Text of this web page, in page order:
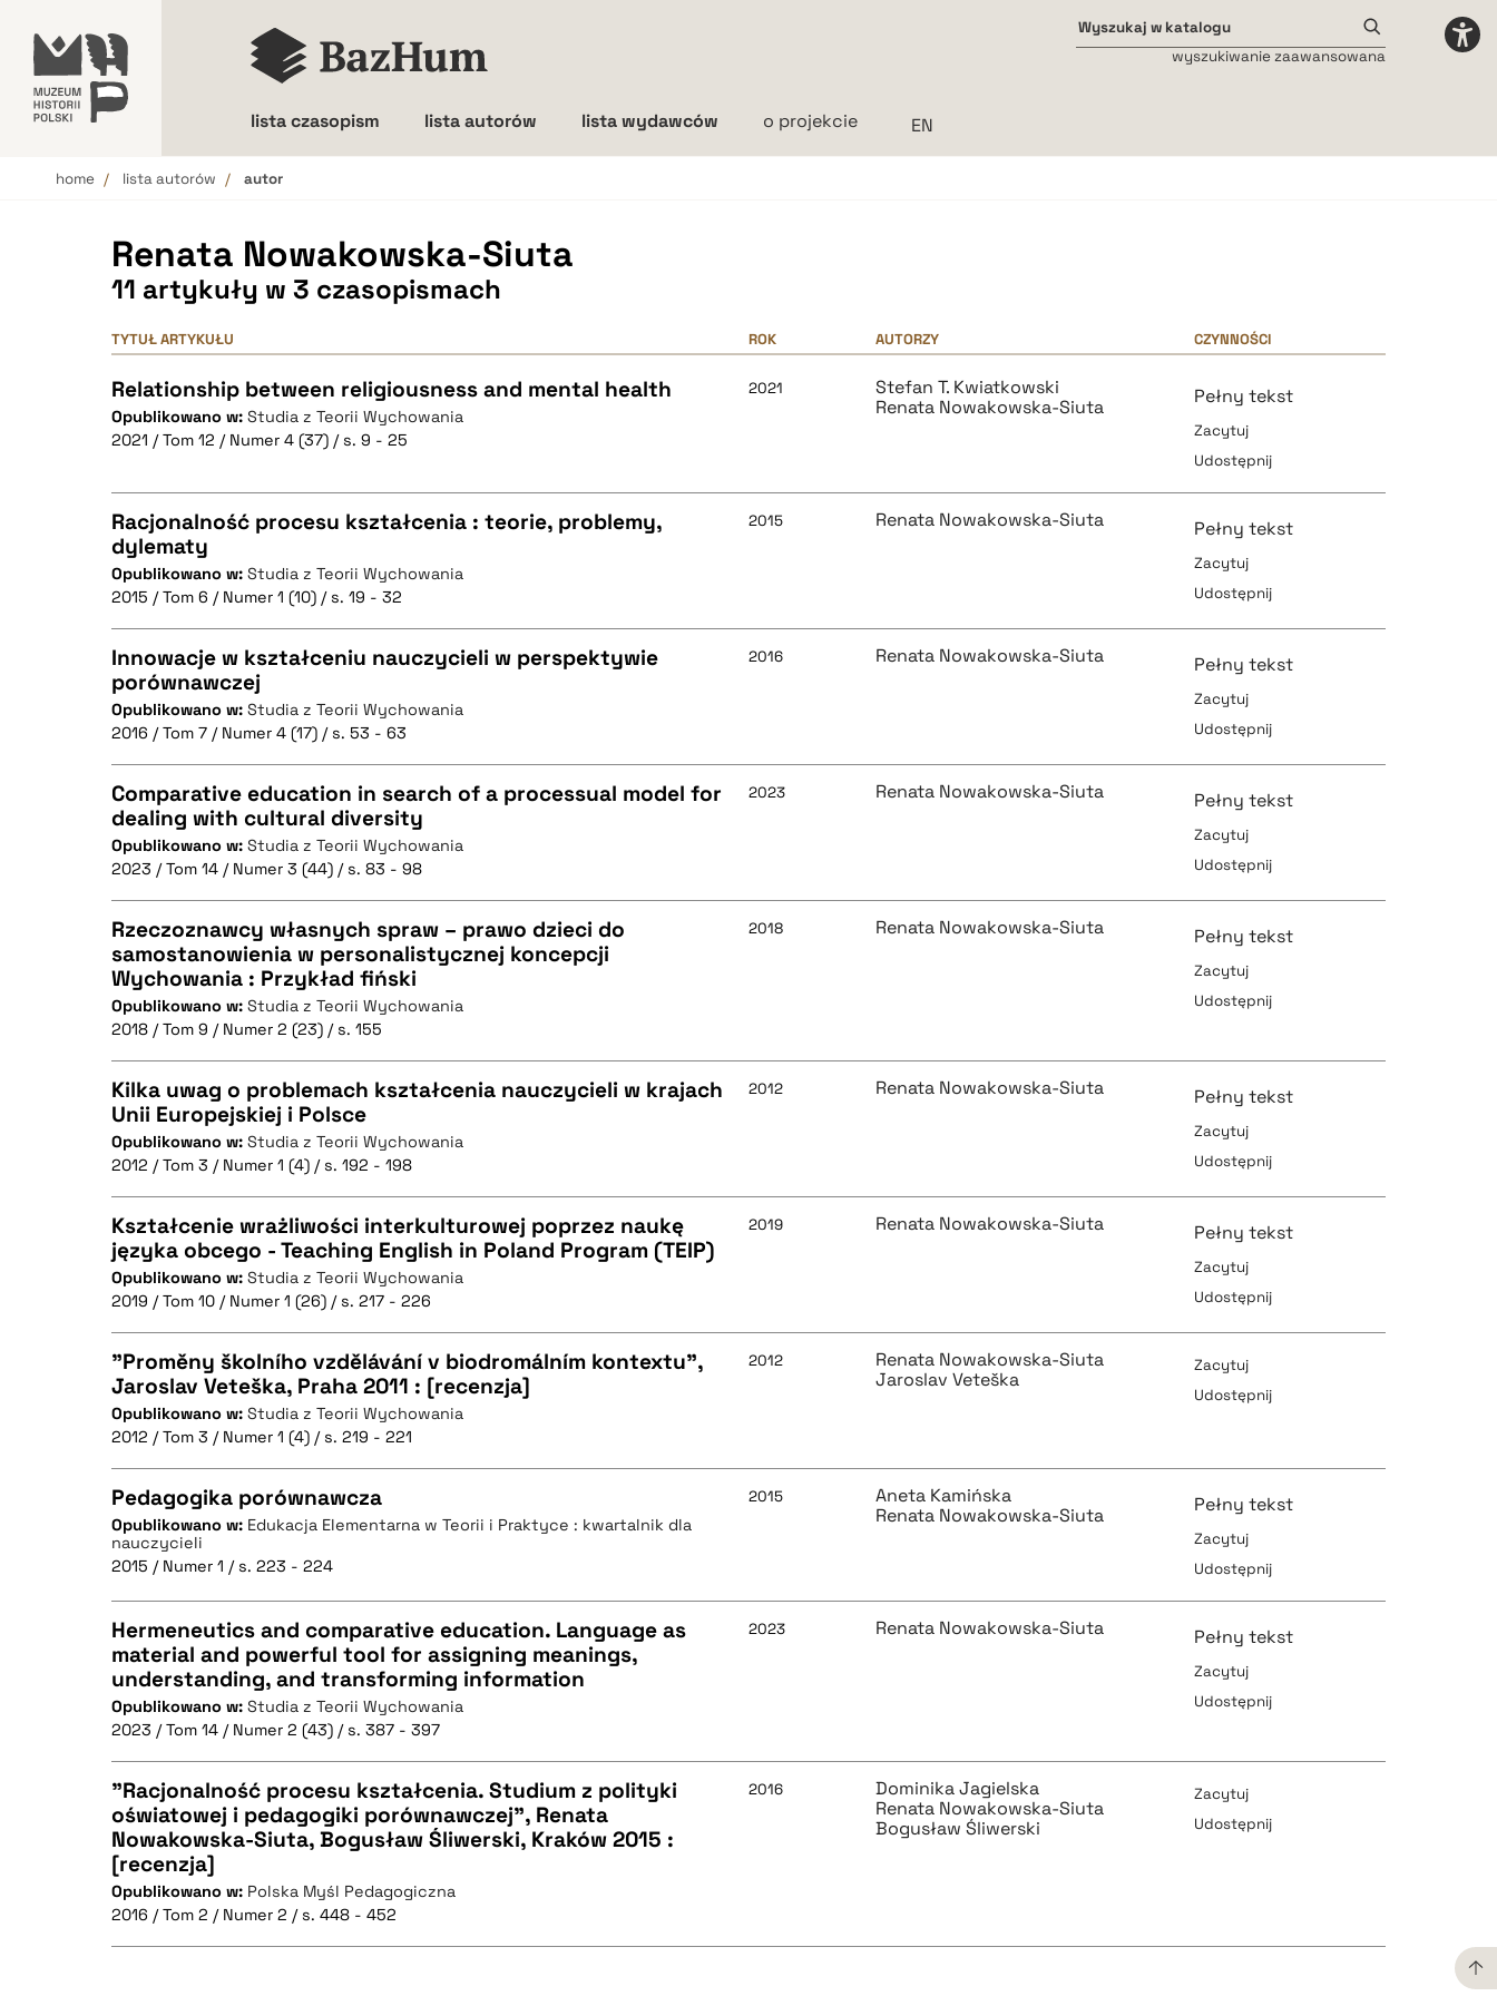
lista czasopism lista autorów lista wydawców o projekcie
wyszukiwanie zaawansowana
home lista autorów autor
Renata Nowakowska-Siuta
11 artykuły w 3 czasopismach
TYTUŁ ARTYKUŁU ROK AUTORZY CZYNNOŚCI
Relationship between religiousness and mental health
Opublikowano w: Studia z Teorii Wychowania
2021 / Tom 12 / Numer 4 (37) / s. 9 - 25
2021
Stefan T. Kwiatkowski
Renata Nowakowska-Siuta
Pełny tekst
Zacytuj
Udostępnij
CZYSTY TEKST
pobierz cytat
BIBTEX
Racjonalność procesu kształcenia : teorie, problemy,
dylematy
Opublikowano w: Studia z Teorii Wychowania
2015 / Tom 6 / Numer 1 (10) / s. 19 - 32
2015 Renata Nowakowska-Siuta Pełny tekst
Zacytuj
Udostępnij
CZYSTY TEKST
pobierz cytat
BIBTEX
Innowacje w kształceniu nauczycieli w perspektywie
porównawczej
Opublikowano w: Studia z Teorii Wychowania
2016 / Tom 7 / Numer 4 (17) / s. 53 - 63
2016 Renata Nowakowska-Siuta Pełny tekst
Zacytuj
Udostępnij
CZYSTY TEKST
pobierz cytat
BIBTEX
Comparative education in search of a processual model for
dealing with cultural diversity
Opublikowano w: Studia z Teorii Wychowania
2023 / Tom 14 / Numer 3 (44) / s. 83 - 98
2023 Renata Nowakowska-Siuta Pełny tekst
Zacytuj
Udostępnij
CZYSTY TEKST
BIBTEX
pobierz cytat
Rzeczoznawcy własnych spraw – prawo dzieci do
samostanowienia w personalistycznej koncepcji
Wychowania : Przykład fiński
Opublikowano w: Studia z Teorii Wychowania
2018 / Tom 9 / Numer 2 (23) / s. 155
2018 Renata Nowakowska-Siuta Pełny tekst
Zacytuj
Udostępnij
CZYSTY TEKST
pobierz cytat
BIBTEX
Kilka uwag o problemach kształcenia nauczycieli w krajach
Unii Europejskiej i Polsce
Opublikowano w: Studia z Teorii Wychowania
2012 / Tom 3 / Numer 1 (4) / s. 192 - 198
2012 Renata Nowakowska-Siuta Pełny tekst
Zacytuj
Udostępnij
CZYSTY TEKST
pobierz cytat
BIBTEX
Kształcenie wrażliwości interkulturowej poprzez naukę
języka obcego - Teaching English in Poland Program (TEIP)
Opublikowano w: Studia z Teorii Wychowania
2019 / Tom 10 / Numer 1 (26) / s. 217 - 226
2019 Renata Nowakowska-Siuta Pełny tekst
Zacytuj
Udostępnij
CZYSTY TEKST
pobierz cytat
BIBTEX
"Proměny školního vzdělávání v biodromálním kontextu",
Jaroslav Veteška, Praha 2011 : [recenzja]
Opublikowano w: Studia z Teorii Wychowania
2012 / Tom 3 / Numer 1 (4) / s. 219 - 221
2012
Renata Nowakowska-Siuta
Jaroslav Veteška
Zacytuj
Udostępnij
CZYSTY TEKST
pobierz cytat
BIBTEX
Pedagogika porównawcza
Opublikowano w: Edukacja Elementarna w Teorii i Praktyce : kwartalnik dla
nauczycieli
2015 / Numer 1 / s. 223 - 224
2015
Aneta Kamińska
Renata Nowakowska-Siuta
Pełny tekst
Zacytuj
Udostępnij
CZYSTY TEKST
BIBTEX
Hermeneutics and comparative education. Language as
material and powerful tool for assigning meanings,
understanding, and transforming information
Opublikowano w: Studia z Teorii Wychowania
2023 / Tom 14 / Numer 2 (43) / s. 387 - 397
2023 Renata Nowakowska-Siuta Pełny tekst
Zacytuj
Udostępnij
CZYSTY TEKST
"Racjonalność procesu kształcenia. Studium z polityki
oświatowej i pedagogiki porównawczej", Renata
Nowakowska-Siuta, Bogusław Śliwerski, Kraków 2015 :
[recenzja]
Opublikowano w: Polska Myśl Pedagogiczna
2016 / Tom 2 / Numer 2 / s. 448 - 452
2016
Dominika Jagielska
Renata Nowakowska-Siuta
Bogusław Śliwerski
Zacytuj
Udostępnij